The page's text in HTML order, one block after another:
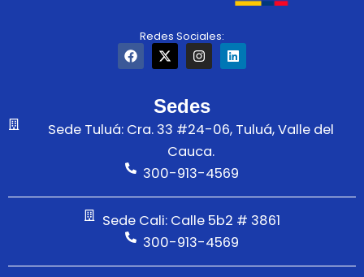
Sedes
Sede Tuluá: Cra. 33 #24-06, Tuluá, Valle del
Cauca.
300-913-4569
Sede Cali: Calle 5b2 # 3861
300-913-4569
Redes Sociales:
F
a
o
X
-
i
t
t
r
I
n
a
g
r
m
L
i